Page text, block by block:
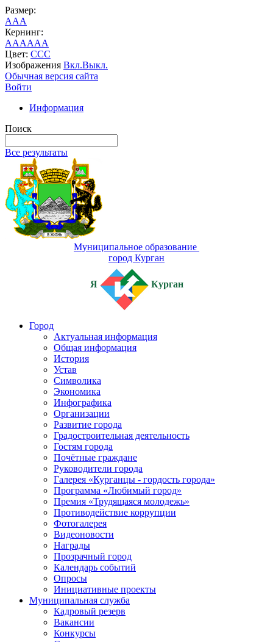
Размер:
AAA
Кернинг:
AAAAAA
Цвет: CCC
Изображения Вкл.Выкл.
Обычная версия сайта
Войти
Информация
Поиск
Все результаты
Муниципальное образование
город Курган
Я Курган
Город
Актуальная информация
Общая информация
История
Устав
Символика
Экономика
Инфографика
Организации
Развитие города
Градостроительная деятельность
Гостям города
Почётные граждане
Руководители города
Галерея «Курганцы - гордость города»
Программа «Любимый город»
Премия «Трудящаяся молодежь»
Противодействие коррупции
Фотогалерея
Видеоновости
Награды
Прозрачный город
Календарь событий
Опросы
Инициативные проекты
Муниципальная служба
Кадровый резерв
Вакансии
Конкурсы